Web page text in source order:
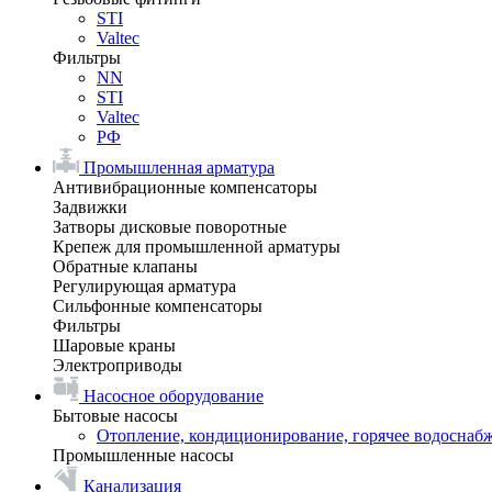
STI
Valtec
Фильтры
NN
STI
Valtec
РФ
Промышленная арматура
Антивибрационные компенсаторы
Задвижки
Затворы дисковые поворотные
Крепеж для промышленной арматуры
Обратные клапаны
Регулирующая арматура
Сильфонные компенсаторы
Фильтры
Шаровые краны
Электроприводы
Насосное оборудование
Бытовые насосы
Отопление, кондиционирование, горячее
Промышленные насосы
Канализация